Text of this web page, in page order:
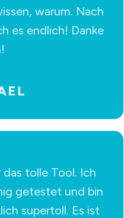
warum. Nach
es endlich! Danke
das tolle Tool. Ich
getestet und bin
supertoll. Es ist